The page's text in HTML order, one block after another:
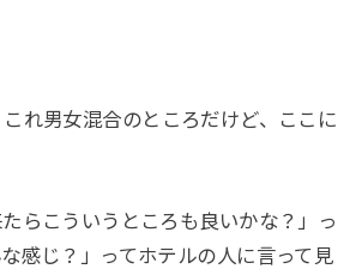
これ男女混合のところだけど、ここに
らこういうところも良いかな？」っ
感じ？」ってホテルの人に言って見